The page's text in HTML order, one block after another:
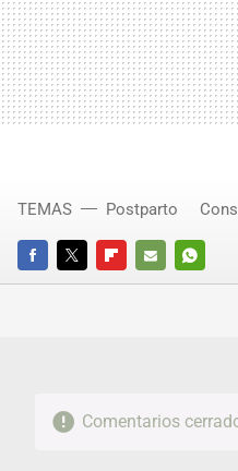
FACEBOOKTWITTERFLIPBOARD
E-
TEMAS Postparto
Comentarios